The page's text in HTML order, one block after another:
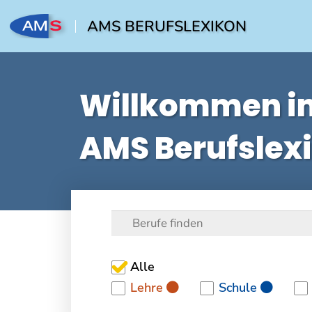
AMS BERUFSLEXIKON
Willkommen
AMS
Alle
Lehre
Schule